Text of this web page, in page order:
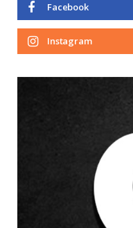
Facebook
Instagram